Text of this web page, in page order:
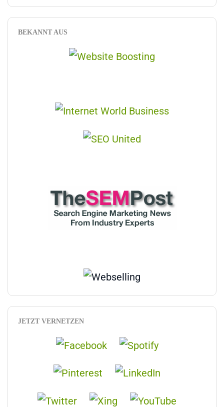
BEKANNT AUS
JETZT VERNETZEN